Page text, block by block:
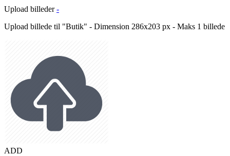
Upload billeder -
Upload billede til "Butik" - Dimension 286x203 px - Maks 1 billede
ADD